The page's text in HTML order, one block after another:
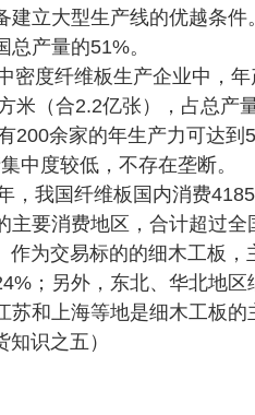
建立大型生产线的优越条
产量的51%。
密度纤维板生产企业中，
米（合2.2亿张），占总产
200余家的年生产力可达
中度较低，不存在垄断。
，我国纤维板国内消费
主要消费地区，合计超过
作为交易标的的细木工板
；另外，东北、华北地
和上海等地是细木工板的
知识之五）